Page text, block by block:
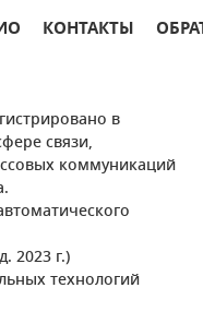
КОНТАКТЫ
в
связи,
коммуникаций
2023 г.)
технологий